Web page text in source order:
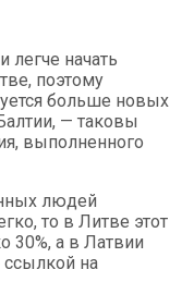
легче начать
поэтому
больше новых
— таковы
выполненного
людей
то в Литве этот
30%, а в Латвии
ссылкой на